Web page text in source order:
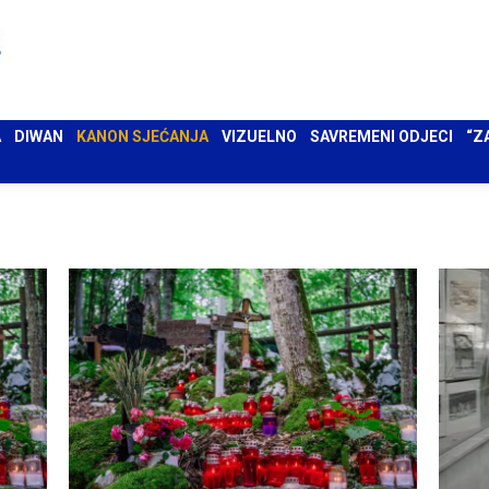
DIWAN KANON SJEĆANJA VIZUELNO SAVREMENI ODJECI